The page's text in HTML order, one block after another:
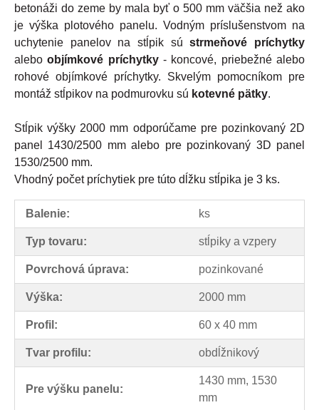
betonáži do zeme by mala byť o 500 mm väčšia než ako
je výška plotového panelu. Vodným príslušenstvom na
uchytenie panelov na stĺpik sústrmeňové príchytky
aleboobjímkové príchytky- koncové, priebežné alebo
rohové objímkové príchytky. Skvelým pomocníkom pre
montáž stĺpikov na podmurovku sú kotevné pätky.
Stĺpik výšky 2000 mm odporúčame pre pozinkovaný 2D
panel 1430/2500 mm alebo pre pozinkovaný 3D panel
1530/2500 mm.
Vhodný počet príchytiek pre túto dĺžku stĺpika je 3 ks.
Balenie: ks
Typ tovaru: stĺpiky a vzpery
Povrchová úprava: pozinkované
Výška: 2000 mm
Profil: 60 x 40 mm
Tvar profilu: obdĺžnikový
Pre výšku panelu:
1430 mm, 1530
mm